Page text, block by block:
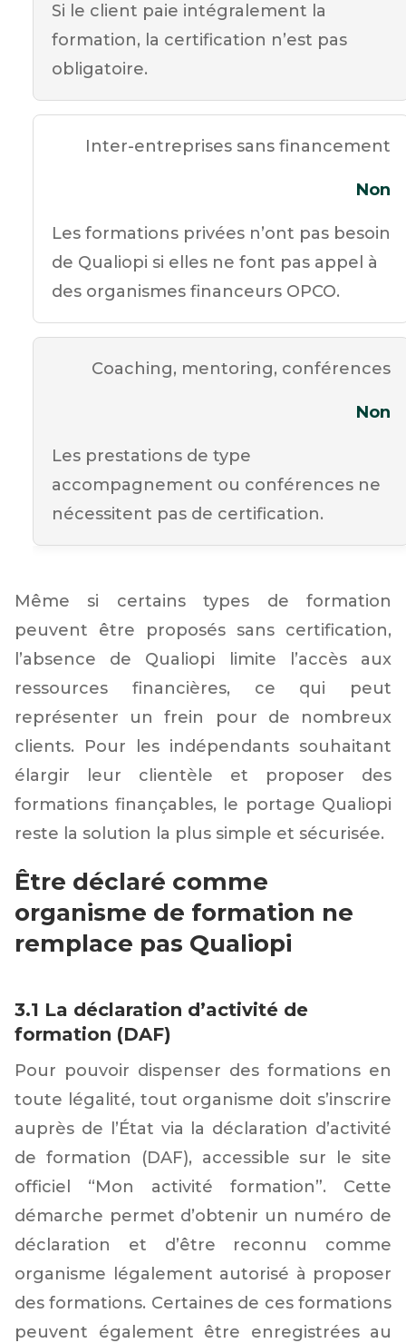
Si le client paie intégralement la
formation, la certification n’est pas
obligatoire.
Inter-entreprises sans financement
Non
Les formations privées n’ont pas besoin
de Qualiopi si elles ne font pas appel à
des organismes financeurs OPCO.
Coaching, mentoring, conférences
Non
Les prestations de type
accompagnement ou conférences ne
nécessitent pas de certification.
Même si certains types de formation
peuvent être proposés sans certification,
l’absence de Qualiopi limite l’accès aux
ressources financières, ce qui peut
représenter un frein pour de nombreux
clients. Pour les indépendants souhaitant
élargir leur clientèle et proposer des
formations finançables, le portage Qualiopi
reste la solution la plus simple et sécurisée.
Être déclaré comme
organisme de formation ne
remplace pas Qualiopi
3.1 La déclaration d’activité de
formation (DAF)
Pour pouvoir dispenser des formations en
toute légalité, tout organisme doit s’inscrire
auprès de l’État via la déclaration d’activité
de formation (DAF), accessible sur le site
officiel “Mon activité formation”. Cette
démarche permet d’obtenir un numéro de
déclaration et d’être reconnu comme
organisme légalement autorisé à proposer
des formations. Certaines de ces formations
peuvent également être enregistrées au